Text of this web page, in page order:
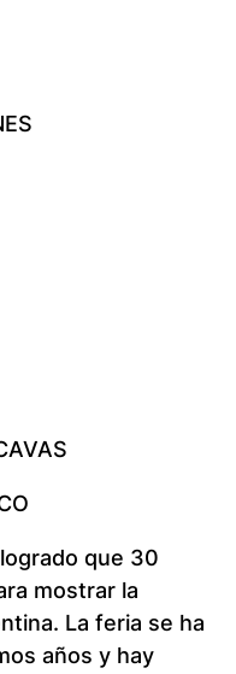
que 30
mostrar la
La feria se ha
años y hay